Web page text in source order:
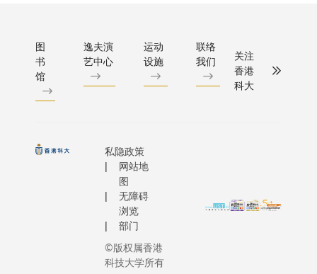
图
书
馆
逸夫演
艺中心
运动
设施
联络
我们
关注
香港
科大
私隐政策
网站地
图
无障碍
浏览
部门
©版权属香港
科技大学所有